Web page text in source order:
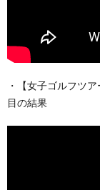
・【女子ゴルフツ
目の結果